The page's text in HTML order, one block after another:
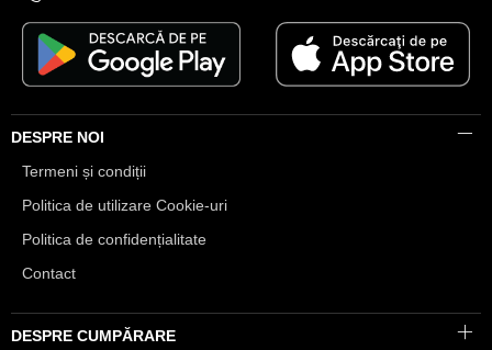
DESPRE NOI
Termeni și condiții
Politica de utilizare Cookie-uri
Politica de confidențialitate
Contact
DESPRE CUMPĂRARE